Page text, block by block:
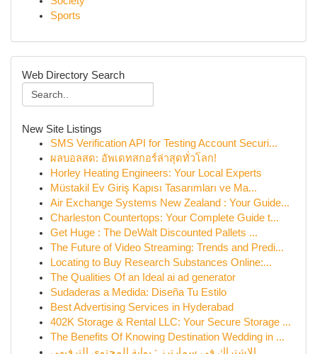
Sports
Web Directory Search
New Site Listings
SMS Verification API for Testing Account Securi...
ผลบอลสด: อัพเดทสกอร์ล่าสุดทั่วโลก!
Horley Heating Engineers: Your Local Experts
Müstakil Ev Giriş Kapısı Tasarımları ve Ma...
Air Exchange Systems New Zealand : Your Guide...
Charleston Countertops: Your Complete Guide t...
Get Huge : The DeWalt Discounted Pallets ...
The Future of Video Streaming: Trends and Predi...
Locating to Buy Research Substances Online:...
The Qualities Of an Ideal ai ad generator
Sudaderas a Medida: Diseña Tu Estilo
Best Advertising Services in Hyderabad
402K Storage & Rental LLC: Your Secure Storage ...
The Benefits Of Knowing Destination Wedding in ...